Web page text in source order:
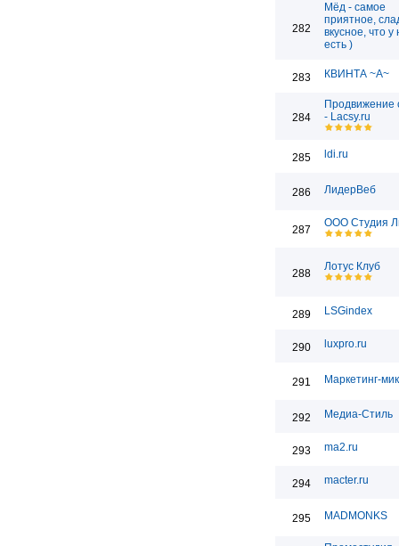
282
Мёд - самое
приятное,
вкусное, что у
есть )
283 КВИНТА ~А~
284
Продвижение
- Lacsy.ru
285 ldi.ru
286 ЛидерВеб
287
ООО Студия
288
Лотус Клуб
289 LSGindex
290 luxpro.ru
291 Маркетинг-
292 Медиа-Стиль
293 ma2.ru
294 macter.ru
295 MADMONKS